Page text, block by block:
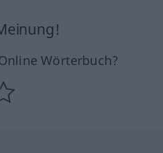
Wörterbuch?